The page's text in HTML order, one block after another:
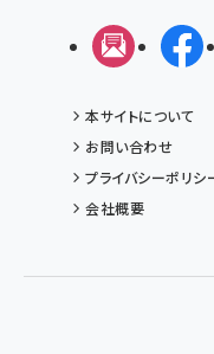
メルマガ
本サイトについて
お問い合わせ
プライバシーポリシ
会社概要